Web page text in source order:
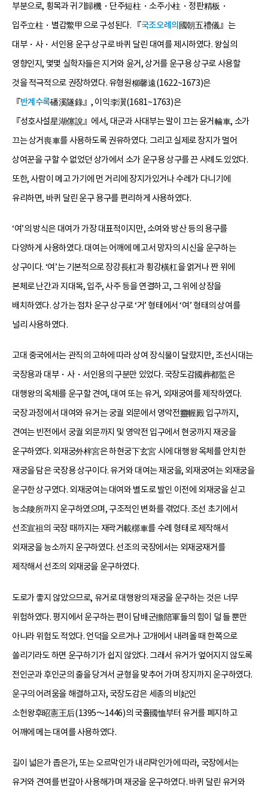
부분으로, 횡목과 귀기歸機・단주短柱・소주小柱・정판精板・
입주立柱・별갑鱉甲으로 구성된다. 『국조오례의 國朝五禮儀』는
대부・사・서인용 운구 상구로 바퀴 달린 대여를 제시하였다. 왕실의
영향인지, 몇몇 실학자들은 지거와 윤거, 상거를 운구용 상구로 사용할
것을 적극적으로 권장하였다. 유형원柳馨遠(1622~1673)은
『반계수록磻溪隧錄』, 이익李瀷(1681~1763)은
『성호사설星湖僿說』에서, 대군과 사대부는 말이 끄는 윤거輪車, 소가
끄는 상거喪車를 사용하도록 권유하였다. 그리고 실제로 장지가 멀어
상여꾼을 구할 수 없었던 상가에서 소가 운구용 상구를 끈 사례도 있었다.
또한, 사람이 메고 가기에 먼 거리에 장지가있거나 수레가 다니기에
유리하면, 바퀴 달린 운구 용구를 편리하게 사용하였다.
‘여’의 방식은 대여가 가장 대표적이지만, 소여와 방산 등의 용구를
다양하게 사용하였다. 대여는 어깨에 메고서 망자의 시신을 운구하는
상구이다. ‘여’는 기본적으로 장강長杠과 횡강橫杠을 얽거나 짠 위에
본체로 난간과 지대목, 입주, 사주 등을 연결하고, 그 위에 상장을
배치하였다. 상가는 점차 운구 상구로 ‘거’ 형태에서 ‘여’ 형태의 상여를
널리 사용하였다.
고대 중국에서는 관직의 고하에 따라 상여 장식물이 달랐지만, 조선시대는
국장용과 대부・사・서인용의 구분만 있었다. 국장도감國葬都監은
대행왕의 옥체를 운구할 견여, 대여 또는 유거, 외재궁여를 제작하였다.
국장 과정에서 대여와 유거는 궁궐 외문에서 영악전靈幄殿 입구까지,
견여는 빈전에서 궁궐 외문까지 및 영악전 입구에서 현궁까지 재궁을
운구하였다. 외재궁外梓宮은 하현궁下玄宮 시에 대행왕 옥체를 안치한
재궁을 담은 국장용 상구이다. 유거와 대여는 재궁을, 외재궁여는 외재궁을
운구한 상구였다. 외재궁여는 대여와 별도로 발인 이전에 외재궁을 싣고
능소陵所까지 운구하였으며, 구조적인 변화를 겪었다. 조선 초기에서
선조宣祖의 국장 때까지는 재곽거載槨車를 수레 형태로 제작해서
외재궁을 능소까지 운구하였다. 선조의 국장에서는 외재궁재거를
제작해서 선조의 외재궁을 운구하였다.
도로가 좋지 않았으므로, 유거로 대행왕의 재궁을 운구하는 것은 너무
위험하였다. 평지에서 운구하는 편이 담배군擔陪軍들의 힘이 덜 들 뿐만
아니라 위험도 적었다. 언덕을 오르거나 고개에서 내려올 때 한쪽으로
쏠리기라도 하면 운구하기가 쉽지 않았다. 그래서 유거가 엎어지지 않도록
전인군과 후인군의 줄을 당겨서 균형을 맞추어 가며 장지까지 운구하였다.
운구의 어려움을 해결하고자, 국장도감은 세종의 비妃인
소헌왕후昭憲王后(1395～1446)의 국휼國恤부터 유거를 폐지하고
어깨에 메는 대여를 사용하였다.
길이 넓은가 좁은가, 또는 오르막인가 내리막인가에 따라, 국장에서는
유거와 견여를 번갈아 사용해가며 재궁을 운구하였다. 바퀴 달린 유거와